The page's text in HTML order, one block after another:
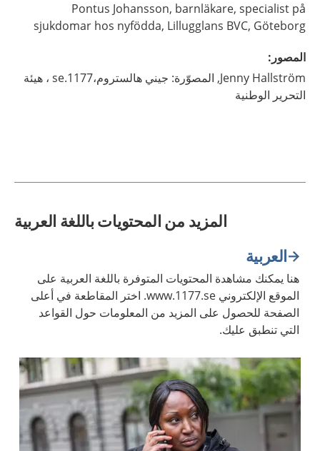
Pontus Johansson, barnläkare, specialist på
sjukdomar hos nyfödda, Lillugglans BVC, Göteborg
المصور :
Jenny Hallström,
المصوّرة: جيني هالستروم،1177.se ، هيئة
التحرير الوطنية
المزيد من المحتويات باللغة العربية
العربية
هنا يمكنك مشاهدة المحتويات المتوفرة باللغة العربية على
الموقع الإلكتروني www.1177.se. اختر المقاطعة في أعلى
الصفحة للحصول على المزيد من المعلومات حول القواعد
التي تنطبق عليك.